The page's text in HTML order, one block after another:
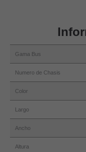
Gama Bus
Numero de Chasis
Color
Largo
Ancho
Altura